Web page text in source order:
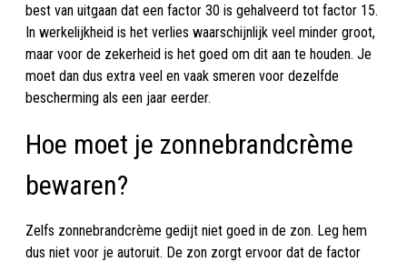
best van uitgaan dat een factor 30 is gehalveerd tot factor 15.
In werkelijkheid is het verlies waarschijnlijk veel minder groot,
maar voor de zekerheid is het goed om dit aan te houden. Je
moet dan dus extra veel en vaak smeren voor dezelfde
bescherming als een jaar eerder.
Hoe moet je zonnebrandcrème
bewaren?
Zelfs zonnebrandcrème gedijt niet goed in de zon. Leg hem
dus niet voor je autoruit. De zon zorgt ervoor dat de factor